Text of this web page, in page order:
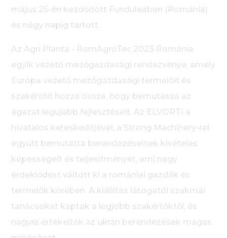
május 25-én kezdődött Funduleában (Románia)
és négy napig tartott.
Az Agri Planta - RomAgroTec 2023 Románia
egyik vezető mezőgazdasági rendezvénye, amely
Európa vezető mezőgazdasági termelőit és
szakértőit hozza össze, hogy bemutassa az
ágazat legújabb fejlesztéseit. Az ELVORTI a
hivatalos kereskedőjével, a Strong Machinery-rel
együtt bemutatta berendezéseinek kivételes
képességeit és teljesítményét, ami nagy
érdeklődést váltott ki a romániai gazdák és
termelők körében. A kiállítás látogatói szakmai
tanácsokat kaptak a legjobb szakértőktől, és
nagyra értékelték az ukrán berendezések magas